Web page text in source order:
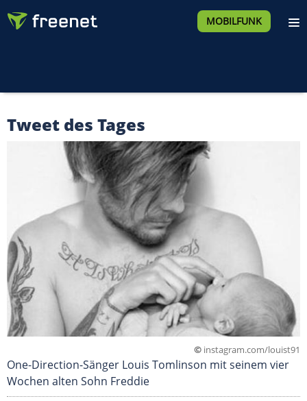
MOBILFUNK
Tweet des Tages
© instagram.com/louist91
One-Direction-Sänger Louis Tomlinson mit seinem vier
Wochen alten Sohn Freddie